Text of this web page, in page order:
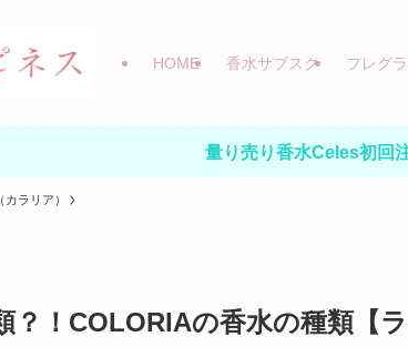
HOME 香水サブスク フレグ
量り売り香水Celes初回
ラリア）
？！COLORIAの香水の種類【